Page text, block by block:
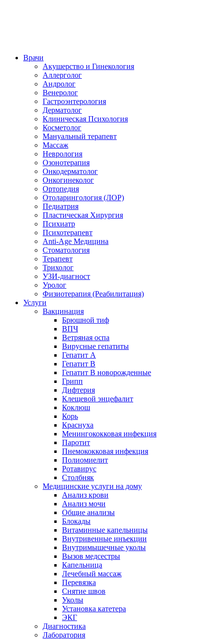
Врачи
Акушерство и Гинекология
Аллерголог
Андролог
Венеролог
Гастроэнтерология
Дерматолог
Клиническая Психология
Косметолог
Мануальный терапевт
Массаж
Неврология
Озонотерапия
Онкодерматолог
Онкогинеколог
Ортопедия
Отоларингология (ЛОР)
Педиатрия
Пластическая Хирургия
Психиатр
Психотерапевт
Anti-Age Медицина
Стоматология
Терапевт
Трихолог
УЗИ-диагност
Уролог
Физиотерапия (Реабилитация)
Услуги
Вакцинация
Брюшной тиф
ВПЧ
Ветряная оспа
Вирусные гепатиты
Гепатит А
Гепатит B
Гепатит B новорожденные
Грипп
Дифтерия
Клещевой энцефалит
Коклюш
Корь
Краснуха
Менингококковая инфекция
Паротит
Пнемококковая инфекция
Полиомиелит
Ротавирус
Столбняк
Медицинские услуги на дому
Анализ крови
Анализ мочи
Общие анализы
Блокады
Витаминные капельницы
Внутривенные инъекции
Внутримышечные уколы
Вызов медсестры
Капельница
Лечебный массаж
Перевязка
Снятие швов
Уколы
Установка катетера
ЭКГ
Диагностика
Лаборатория